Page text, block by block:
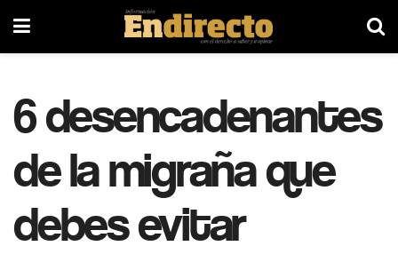
6 desencadenantes
de la migraña que
debes evitar